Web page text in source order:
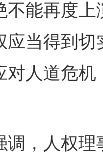
不能再度
应当得到
对人道危
调，人权